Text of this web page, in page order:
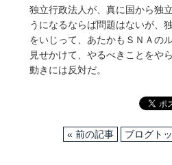
独立行政法人が、真に国から独
うになるならば問題はないが、
をいじって、あたかもＳＮＡの
見せかけて、やるべきことをや
動きには反対だ。
« 前の記事 ブログト